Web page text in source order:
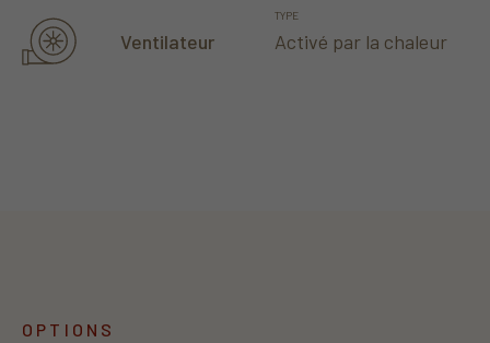
Ventilateur
TYPE
Activé par la chaleur
OPTIONS